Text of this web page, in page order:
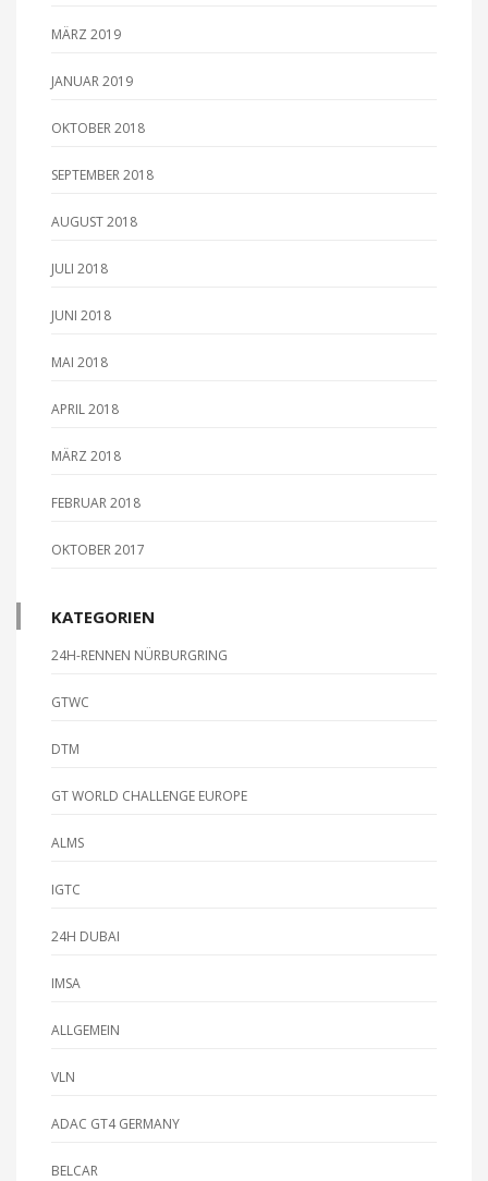
MÄRZ 2019
JANUAR 2019
OKTOBER 2018
SEPTEMBER 2018
AUGUST 2018
JULI 2018
JUNI 2018
MAI 2018
APRIL 2018
MÄRZ 2018
FEBRUAR 2018
OKTOBER 2017
KATEGORIEN
24H-RENNEN NÜRBURGRING
GTWC
DTM
GT WORLD CHALLENGE EUROPE
ALMS
IGTC
24H DUBAI
IMSA
ALLGEMEIN
VLN
ADAC GT4 GERMANY
BELCAR